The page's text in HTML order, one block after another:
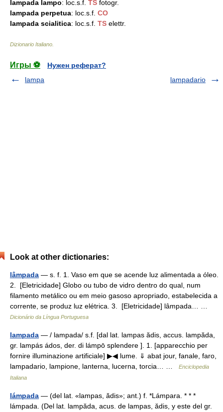
lampada lampo: loc.s.f. TS fotogr.
lampada perpetua: loc.s.f. CO
lampada scialitica: loc.s.f. TS elettr.
Dizionario Italiano
Игры ⚽
Нужен реферат?
lampa
lampadario
Look at other dictionaries:
lâmpada — s. f. 1. Vaso em que se acende luz alimentada a óleo.
2. [Eletricidade] Globo ou tubo de vidro dentro do qual, num
filamento metálico ou em meio gasoso apropriado, estabelecida a
corrente, se produz luz elétrica. 3. [Eletricidade] lâmpada… …
Dicionário da Língua Portuguesa
lampada — / lampada/ s.f. [dal lat. lampas ădis, accus. lampăda,
gr. lampás ádos, der. di lámpō splendere ]. 1. [apparecchio per
fornire illuminazione artificiale] ▶◀ lume. ⇓ abat jour, fanale, faro,
lampadario, lampione, lanterna, lucerna, torcia… …
Enciclopedia
Italiana
lámpada — (del lat. «lampas, ӑdis»; ant.) f. *Lámpara. * * *
lámpada. (Del lat. lampăda, acus. de lampas, ădis, y este del gr.